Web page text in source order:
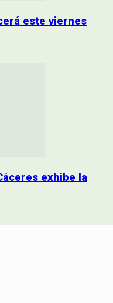
este viernes
exhibe la